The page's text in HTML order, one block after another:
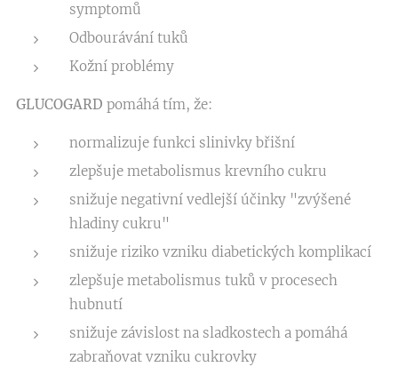
symptomů
Odbourávání tuků
Kožní problémy
GLUCOGARD pomáhá tím, že:
normalizuje funkci slinivky břišní
zlepšuje metabolismus krevního cukru
snižuje negativní vedlejší účinky "zvýšené
hladiny cukru"
snižuje riziko vzniku diabetických komplikací
zlepšuje metabolismus tuků v procesech
hubnutí
snižuje závislost na sladkostech a pomáhá
zabraňovat vzniku cukrovky